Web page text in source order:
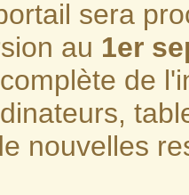
sera
au 1er
de
nouvelles